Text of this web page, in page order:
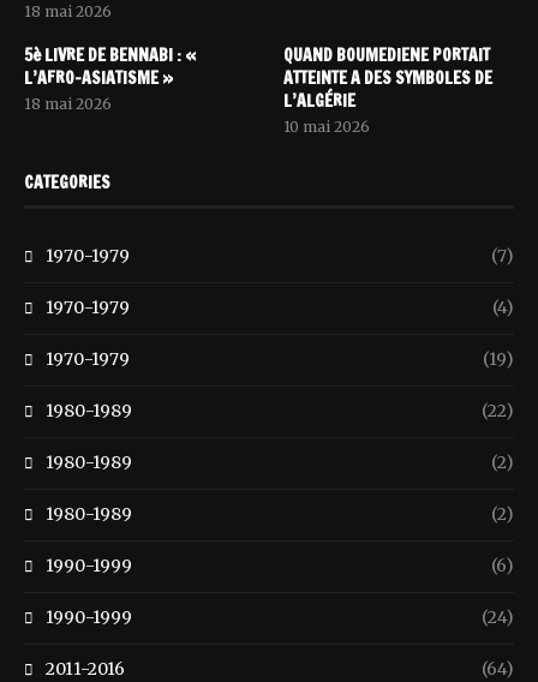
18 mai 2026
5è LIVRE DE BENNABI : «
L’AFRO-ASIATISME »
18 mai 2026
QUAND BOUMEDIENE PORTAIT
ATTEINTE A DES SYMBOLES DE
L’ALGÉRIE
10 mai 2026
CATEGORIES
1970-1979 (7)
1970-1979 (4)
1970-1979 (19)
1980-1989 (22)
1980-1989 (2)
1980-1989 (2)
1990-1999 (6)
1990-1999 (24)
2011-2016 (64)